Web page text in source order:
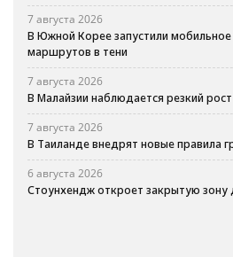
7 августа 2026
В Южной Корее запустили
маршрутов в тени
7 августа 2026
В Малайзии наблюдается резкий
7 августа 2026
В Таиланде внедрят новые правила
6 августа 2026
Стоунхендж откроет закрытую зону